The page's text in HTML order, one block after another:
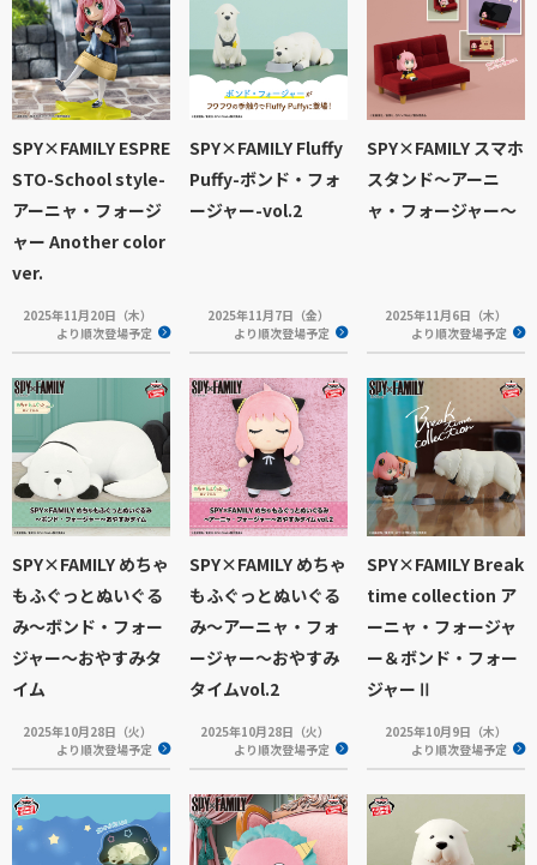
SPY×FAMILY ESPRE
STO-School style-
アーニャ・フォージ
ャー Another color
ver.
2025年11月20日（木）
より順次登場予定
SPY×FAMILY Fluffy
Puffy-ボンド・フォ
ージャー-vol.2
2025年11月7日（金）
より順次登場予定
SPY×FAMILY スマホ
スタンド～アーニ
ャ・フォージャー～
2025年11月6日（木）
より順次登場予定
SPY×FAMILY めちゃ
もふぐっとぬいぐる
み～ボンド・フォー
ジャー～おやすみタ
イム
2025年10月28日（火）
より順次登場予定
SPY×FAMILY めちゃ
もふぐっとぬいぐる
み～アーニャ・フォ
ージャー～おやすみ
タイムvol.2
2025年10月28日（火）
より順次登場予定
SPY×FAMILY Break
time collection ア
ーニャ・フォージャ
ー＆ボンド・フォー
ジャーⅡ
2025年10月9日（木）
より順次登場予定